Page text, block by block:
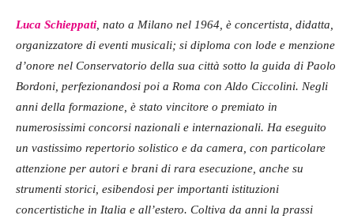
Luca Schieppati , nato a Milano nel 1964, è concertista, didatta,
organizzatore di eventi musicali; si diploma con lode e menzione
d’onore nel Conservatorio della sua città sotto la guida di Paolo
Bordoni, perfezionandosi poi a Roma con Aldo Ciccolini. Negli
anni della formazione, è stato vincitore o premiato in
numerosissimi concorsi nazionali e internazionali. Ha eseguito
un vastissimo repertorio solistico e da camera, con particolare
attenzione per autori e brani di rara esecuzione, anche su
strumenti storici, esibendosi per importanti istituzioni
concertistiche in Italia e all’estero. Coltiva da anni la prassi